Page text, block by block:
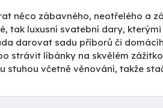
něco zábavného, neotřelého a
tak luxusní svatební dary,
darovat sadu příborů či
strávit líbánky na skvělém
včetně věnování, takže